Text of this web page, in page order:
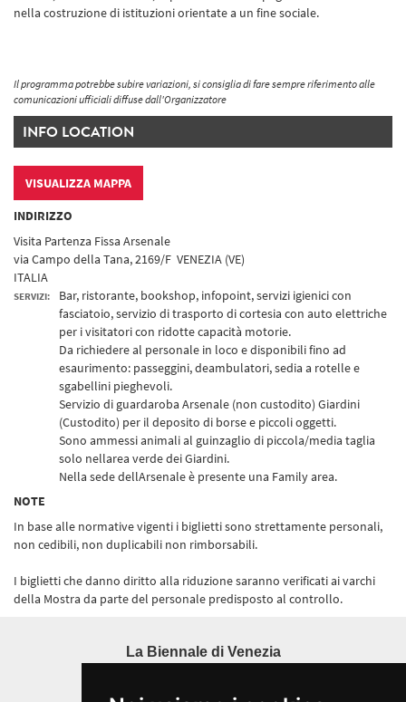
nella costruzione di istituzioni orientate a un fine sociale.
Il programma potrebbe subire variazioni, si consiglia di fare sempre riferimento alle
comunicazioni ufficiali diffuse dall'Organizzatore
INFO LOCATION
VISUALIZZA MAPPA
INDIRIZZO
Visita Partenza Fissa Arsenale
via Campo della Tana, 2169/F VENEZIA (VE)
ITALIA
SERVIZI:
Bar, ristorante, bookshop, infopoint, servizi igienici con
fasciatoio, servizio di trasporto di cortesia con auto elettriche
per i visitatori con ridotte capacità motorie.
Da richiedere al personale in loco e disponibili fino ad
esaurimento: passeggini, deambulatori, sedia a rotelle e
sgabellini pieghevoli.
Servizio di guardaroba Arsenale (non custodito) Giardini
(Custodito) per il deposito di borse e piccoli oggetti.
Sono ammessi animali al guinzaglio di piccola/media taglia
solo nellarea verde dei Giardini.
Nella sede dellArsenale è presente una Family area.
NOTE
In base alle normative vigenti i biglietti sono strettamente personali,
non cedibili, non duplicabili non rimborsabili.
I biglietti che danno diritto alla riduzione saranno verificati ai varchi
della Mostra da parte del personale predisposto al controllo.
La Biennale di Venezia
30124 Venezia